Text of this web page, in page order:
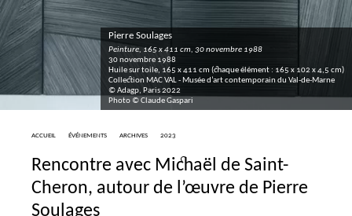
Pierre Soulages
Peinture, 165 x 411 cm, 30 novembre 1988
30 novembre 1988
Huile sur toile, 165 x 411 cm (chaque élément : 165 x 102 x 4,5 cm)
Collection MACVAL- Musée d’art contemporain du Val-de-Marne
© Adagp, Paris 2022
Photo © Claude Gaspari
ACCUEIL ÉVÉNEMENTS ARCHIVES 2023
Rencontre avec Michaël de Saint-
Cheron, autour de l’œuvre de Pierre
Soulages